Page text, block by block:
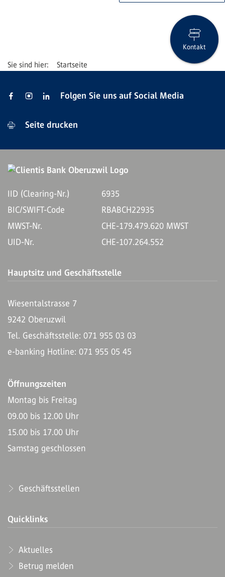
Startseite
Kontakt
Folgen Sie uns auf Social Media
Seite drucken
IID (Clearing-Nr.)
6935
BIC/SWIFT-Code
RBABCH22935
MWST-Nr.
CHE-179.479.620 MWST
UID-Nr.
CHE-107.264.552
Hauptsitz und Geschäftsstelle
Wiesentalstrasse 7
9242 Oberuzwil
Tel. Geschäftsstelle: 071 955 03 03
e-banking Hotline: 071 955 05 45
Öffnungszeiten
Montag bis Freitag
09.00 bis 12.00 Uhr
15.00 bis 17.00 Uhr
Samstag geschlossen
Geschäftsstellen
Quicklinks
Aktuelles
Betrug melden